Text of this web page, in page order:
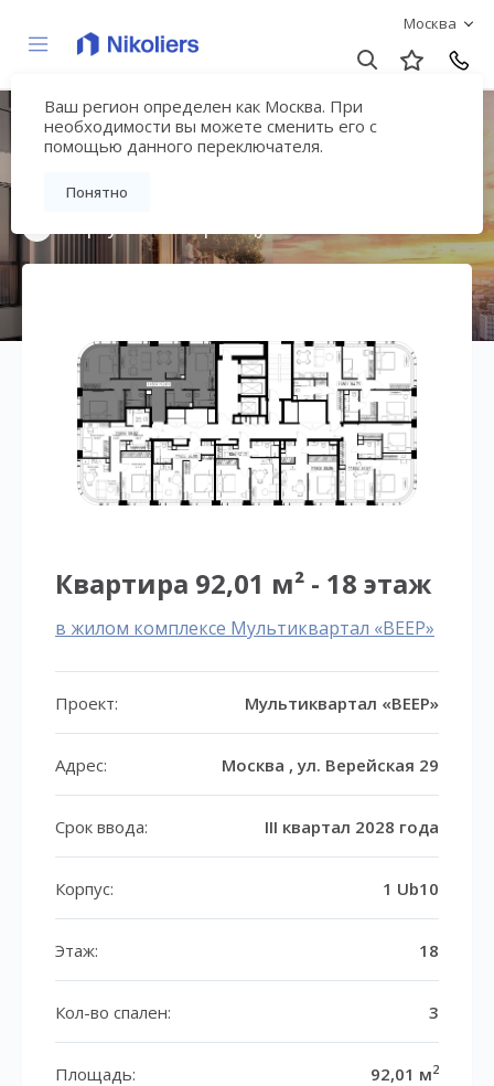
Москва
Ваш регион определен как Москва. При
необходимости вы можете сменить его с
помощью данного переключателя.
Понятно
Мультиквартал
«ВЕЕР»
Квартира 92,01 м² - 18 этаж
в жилом комплексе Мультиквартал «ВЕЕР»
Проект: Мультиквартал «ВЕЕР»
Адрес: Москва , ул. Верейская 29
Срок ввода: III квартал 2028 года
Корпус: 1 Ub10
Этаж: 18
Кол-во спален: 3
Площадь: 92,01 м2